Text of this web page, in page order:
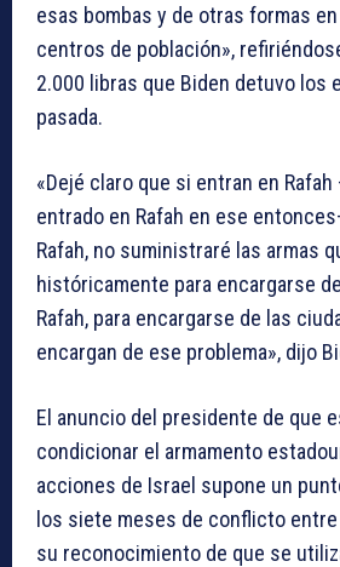
esas bombas y de otras formas
centros de población»,
2.000 libras que Biden detuvo los
pasada.
«Dejé claro que si entran en
entrado en Rafah en ese
Rafah, no suministraré las armas
históricamente para encargarse
Rafah, para encargarse de las
encargan de ese problema», dijo
El anuncio del presidente de que
condicionar el armamento
acciones de Israel supone un
los siete meses de conflicto entre
su reconocimiento de que se